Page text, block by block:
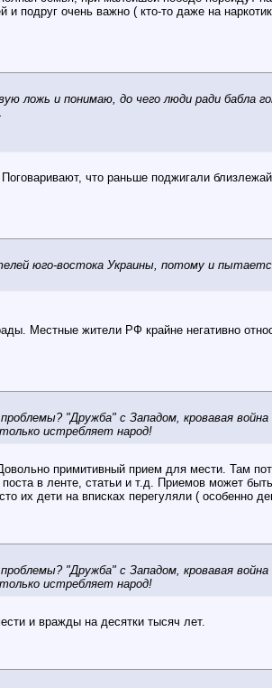
очень важно ( кто-то даже на
ложь и понимаю, до чего люди ради бабла
что раньше поджигали
юго-востока Украины, потому и
Местные жители РФ крайне негативно
"Дружба" с Западом, кровавая война
истребляет народ!
примитивный прием для мести. Там
в ленте, статьи и т.д. Приемов может
их дети на вписках перегуляли ( особенно
"Дружба" с Западом, кровавая война
истребляет народ!
и вражды на десятки тысяч лет.